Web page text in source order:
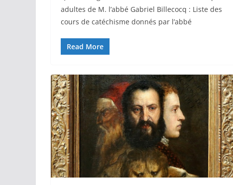
adultes de M. l’abbé Gabriel Billecocq : Liste des
cours de catéchisme donnés par l’abbé
Read More